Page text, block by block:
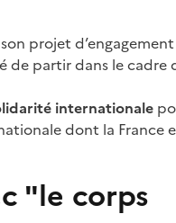
projet
de partir dans le cadre
internationale
dont la France
"le corps